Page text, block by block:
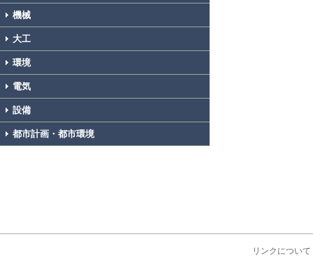
機械
大工
環境
電気
設備
都市計画・都市環境
リンクについて